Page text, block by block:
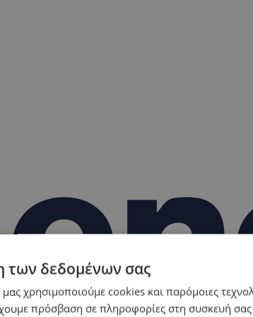
των δεδομένων σας
μας χρησιμοποιούμε cookies και παρόμοιες
πρόσβαση σε πληροφορίες στη συσκευή σας